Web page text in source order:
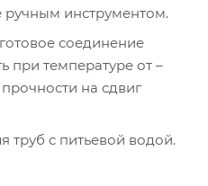
ручным инструментом.
соединение
при температуре от –
прочности на сдвиг
труб с питьевой водой.